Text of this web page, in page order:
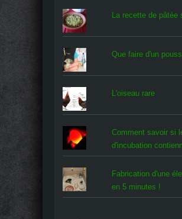
La recette de pâtée
Que faire d'un
L'oiseau rare
Comment savoir si
d'incubation
Fabrication d'une
en 5 minutes !